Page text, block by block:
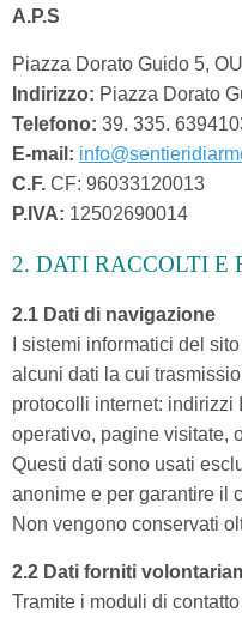
A.P.S
Piazza Dorato Guido 5,
Indirizzo: Piazza Dorato
Telefono: 39. 335.
E-mail:
C.F. CF: 96033120013
P.IVA: 12502690014
2. DATI RACCOLTI E
2.1 Dati di navigazione
I sistemi informatici del
alcuni dati la cui
protocolli internet: indirizzi
operativo, pagine visitate,
Questi dati sono usati
anonime e per garantire il
Non vengono conservati
2.2 Dati forniti
Tramite i moduli di